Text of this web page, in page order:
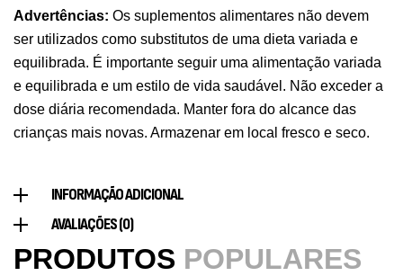
Advertências: Os suplementos alimentares não devem
ser utilizados como substitutos de uma dieta variada e
equilibrada. É importante seguir uma alimentação variada
e equilibrada e um estilo de vida saudável. Não exceder a
dose diária recomendada. Manter fora do alcance das
crianças mais novas. Armazenar em local fresco e seco.
INFORMAÇÃO ADICIONAL
AVALIAÇÕES (0)
PRODUTOS POPULARES
Saúde Óssea Suplementos
Vitamin D3 + K2 90 Comprimidos Ostrovit
Saúde Óssea, Suplementos
7,50
Magnesium + Potassium 20 Comprimidos
Efervescentes Ostrovit
Suplementos
4,00€